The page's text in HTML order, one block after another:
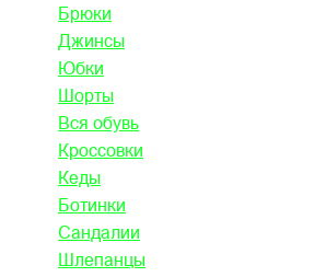
Брюки
Джинсы
Юбки
Шорты
Вся обувь
Кроссовки
Кеды
Ботинки
Сандалии
Шлепанцы